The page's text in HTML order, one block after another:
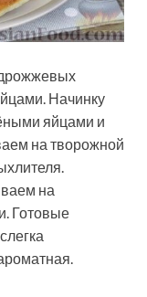
Начинку
яйцами и
на творожной
на
Готовые